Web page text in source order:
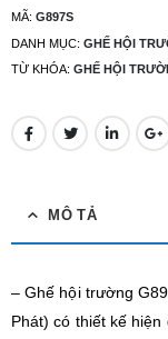
MÃ: G897S
DANH MỤC: GHẾ HỘI
TỪ KHÓA: GHẾ HỘI
MÔ TẢ
– Ghế hội trường
Phát) có thiết kế hiện